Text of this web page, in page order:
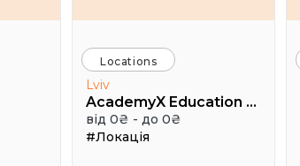
Locations
Lviv
AcademyX Education Hub
від 0₴ - до 0₴
#Локація